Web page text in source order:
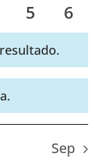
5 6
Sep